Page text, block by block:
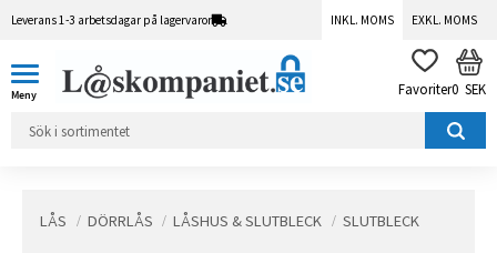
Leverans 1-3 arbetsdagar på lagervaror INKL. MOMS EXKL. MOMS
FAVORITER
0 SEK
LÅS DÖRRLÅS LÅSHUS & SLUTBLECK SLUTBLECK